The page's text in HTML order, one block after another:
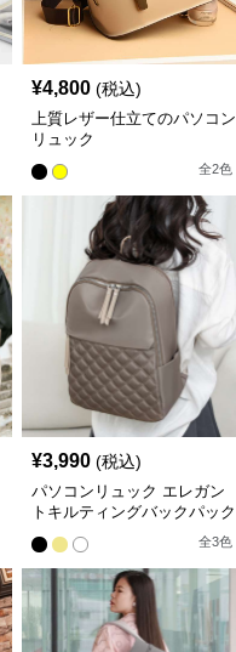
¥4,800 (税込)
上質レザー仕立てのパソコン
リュック
全2色
¥3,990 (税込)
パソコンリュック エレガン
トキルティングバックパック
全3色